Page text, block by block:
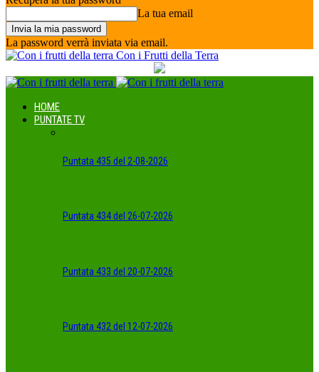
La tua email
La password verrà inviata via email.
Con i Frutti della Terra
HOME
PUNTATE TV
Puntata 435 del 2-08-2026
Puntata 434 del 26-07-2026
Puntata 433 del 20-07-2026
Puntata 432 del 12-07-2026